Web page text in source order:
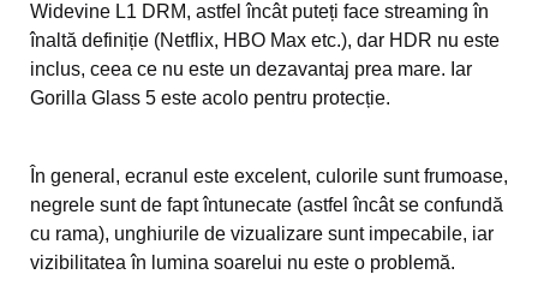
Widevine L1 DRM, astfel încât puteți face streaming în
înaltă definiție (Netflix, HBO Max etc.), dar HDR nu este
inclus, ceea ce nu este un dezavantaj prea mare. Iar
Gorilla Glass 5 este acolo pentru protecție.
În general, ecranul este excelent, culorile sunt frumoase,
negrele sunt de fapt întunecate (astfel încât se confundă
cu rama), unghiurile de vizualizare sunt impecabile, iar
vizibilitatea în lumina soarelui nu este o problemă.